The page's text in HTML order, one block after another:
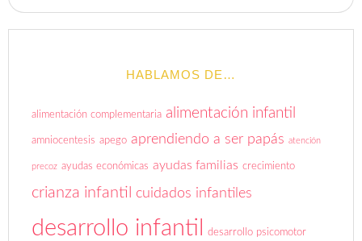
HABLAMOS DE…
alimentación complementaria alimentación infantil
amniocentesis apego aprendiendo a ser papás atención
precoz ayudas económicas ayudas familias crecimiento
crianza infantil cuidados infantiles
desarrollo infantil desarrollo psicomotor